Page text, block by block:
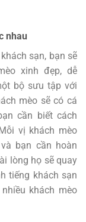
nhau
sạn, bạn sẽ
xinh đẹp, dễ
bộ sưu tập với
mèo sẽ có cá
cần biết cách
vị khách mèo
bạn cần hoàn
lòng họ sẽ quay
tiếng khách sạn
khách mèo